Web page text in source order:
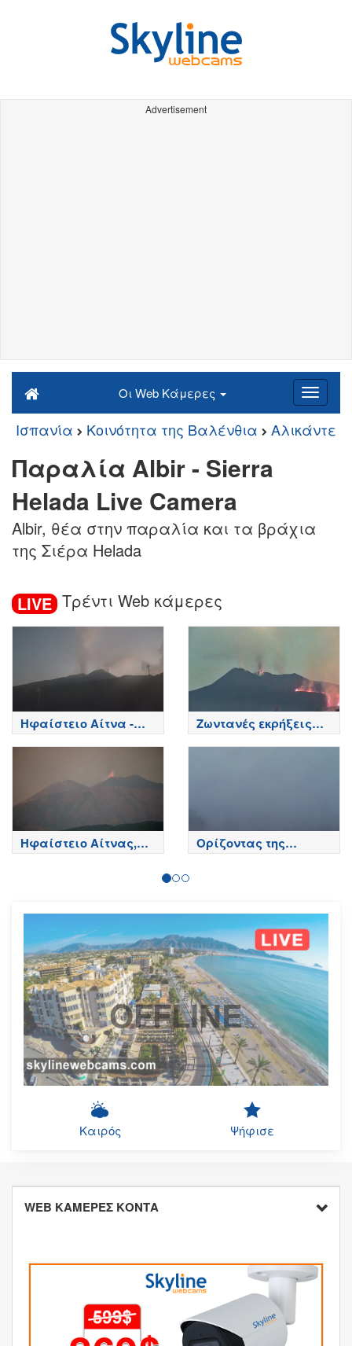
Advertisement
Οι Web Κάμερες
Ισπανία Κοινότητα της Βαλένθια Αλικάντε
Παραλία Albir - Sierra
Helada Live Camera
Albir, θέα στην παραλία και τα βράχια
της Σιέρα Helada
LIVE Τρέντι Web κάμερες
Ηφαίστειο Αίτνα -
Κορυφή κρατήρων,
Ζωντανές εκρήξεις
της Αίτνας
Ηφαίστειο Αίτνας,
Βόρεια πλευρά - Etna
Ορίζοντας της
Σαγκάης
OFFLINE
Καιρός Ψήφισε
WEB ΚΑΜΕΡΕΣ ΚΟΝΤΑ